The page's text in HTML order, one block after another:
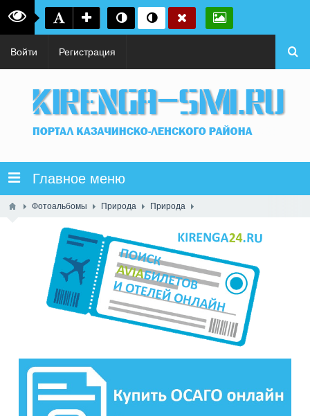
Войти Регистрация
Главное меню
Фотоальбомы Природа Природа